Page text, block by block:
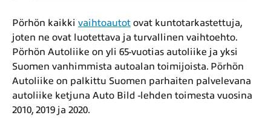
Pörhön kaikki vaihtoautot ovat kuntotarkastettuja,
joten ne ovat luotettava ja turvallinen vaihtoehto.
Pörhön Autoliike on yli 65-vuotias autoliike ja yksi
Suomen vanhimmista autoalan toimijoista. Pörhön
Autoliike on palkittu Suomen parhaiten palvelevana
autoliike ketjuna Auto Bild -lehden toimesta vuosina
2010, 2019 ja 2020.